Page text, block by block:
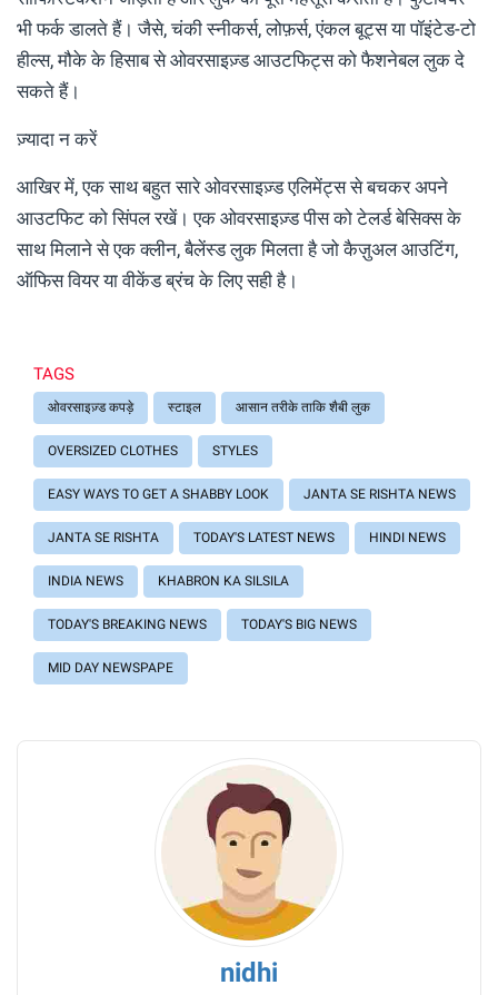
भी फर्क डालते हैं। जैसे, चंकी स्नीकर्स, लोफ़र्स, एंकल बूट्स या पॉइंटेड-टो
हील्स, मौके के हिसाब से ओवरसाइज़्ड आउटफिट्स को फैशनेबल लुक दे
सकते हैं।
ज़्यादा न करें
आखिर में, एक साथ बहुत सारे ओवरसाइज़्ड एलिमेंट्स से बचकर अपने
आउटफिट को सिंपल रखें। एक ओवरसाइज़्ड पीस को टेलर्ड बेसिक्स के
साथ मिलाने से एक क्लीन, बैलेंस्ड लुक मिलता है जो कैज़ुअल आउटिंग,
ऑफिस वियर या वीकेंड ब्रंच के लिए सही है।
TAGS
ओवरसाइज़्ड कपड़े स्टाइल आसान तरीके ताकि शैबी लुक
OVERSIZED CLOTHES STYLES
EASY WAYS TO GET A SHABBY LOOK JANTA SE RISHTA NEWS
JANTA SE RISHTA TODAY'S LATEST NEWS HINDI NEWS
INDIA NEWS KHABRON KA SILSILA
TODAY'S BREAKING NEWS TODAY'S BIG NEWS
MID DAY NEWSPAPE
nidhi